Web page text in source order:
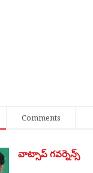
Comments
వాట్సాప్ గవర్నెన్స్